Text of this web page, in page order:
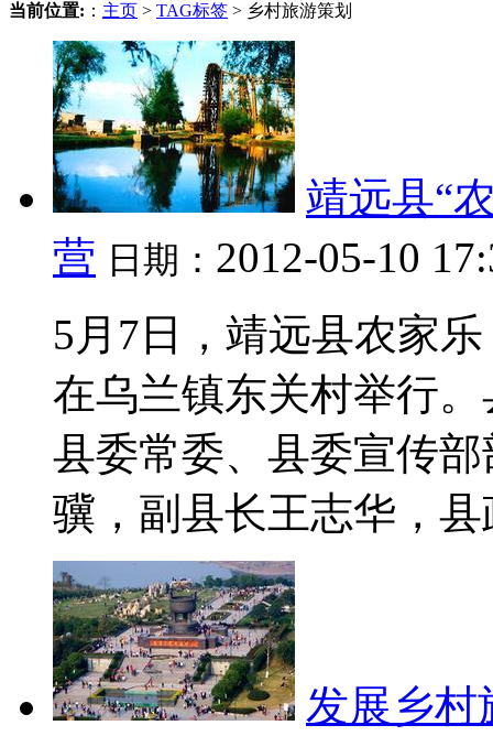
当前位置: ： 主页 > TAG标签 > 乡村旅游策划
靖远县“
营 日期： 2012-05-10
5月7日，靖远县农家
在乌兰镇东关村举行
县委常委、县委宣传
骥，副县长王志华，县
发展乡村